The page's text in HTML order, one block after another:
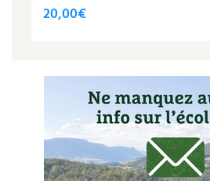
20,00€